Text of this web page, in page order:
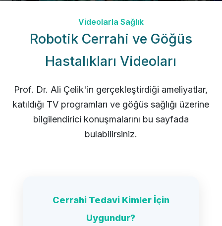
Videolarla Sağlık
Robotik Cerrahi ve Göğüs
Hastalıkları Videoları
Prof. Dr. Ali Çelik'in gerçekleştirdiği ameliyatlar,
katıldığı TV programları ve göğüs sağlığı üzerine
bilgilendirici konuşmalarını bu sayfada
bulabilirsiniz.
Cerrahi Tedavi Kimler İçin
Uygundur?